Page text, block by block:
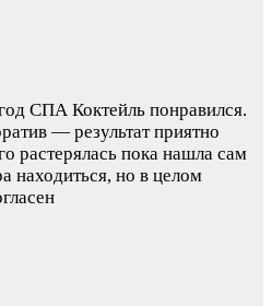
СПА Коктейль понравился.
— результат приятно
растерялась пока нашла сам
находиться, но в целом